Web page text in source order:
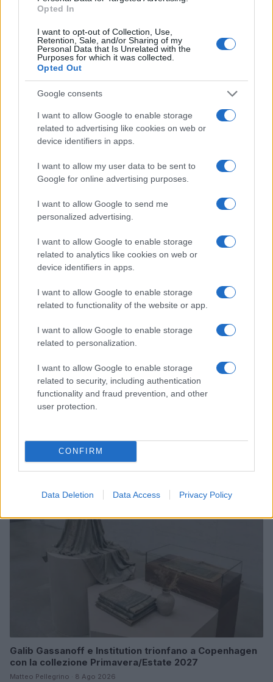
Opted In
I want to opt-out of Collection, Use,
Retention, Sale, and/or Sharing of my
Personal Data that Is Unrelated with the
Purposes for which it was collected.
Opted Out
Google consents
I want to allow Google to enable storage
related to advertising like cookies on web or
device identifiers in apps.
I want to allow my user data to be sent to
Google for online advertising purposes.
I want to allow Google to send me
personalized advertising.
I want to allow Google to enable storage
related to analytics like cookies on web or
device identifiers in apps.
I want to allow Google to enable storage
related to functionality of the website or app.
I want to allow Google to enable storage
related to personalization.
I want to allow Google to enable storage
related to security, including authentication
functionality and fraud prevention, and other
user protection.
CONFIRM
Data Deletion Data Access Privacy Policy
Continua a leggere
PEOPLE
e benessere
Camilla Fiore · 8 Ago 2026
Galib Gassanoff e Institution trionfano a Copenhagen
con la collezione Primavera/Estate 2027
Matteo Pellegrino · 8 Ago 2026